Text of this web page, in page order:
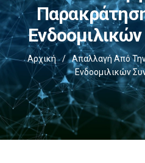
Αρχική /
Απαλλαγή Από
Ενδοομιλικών